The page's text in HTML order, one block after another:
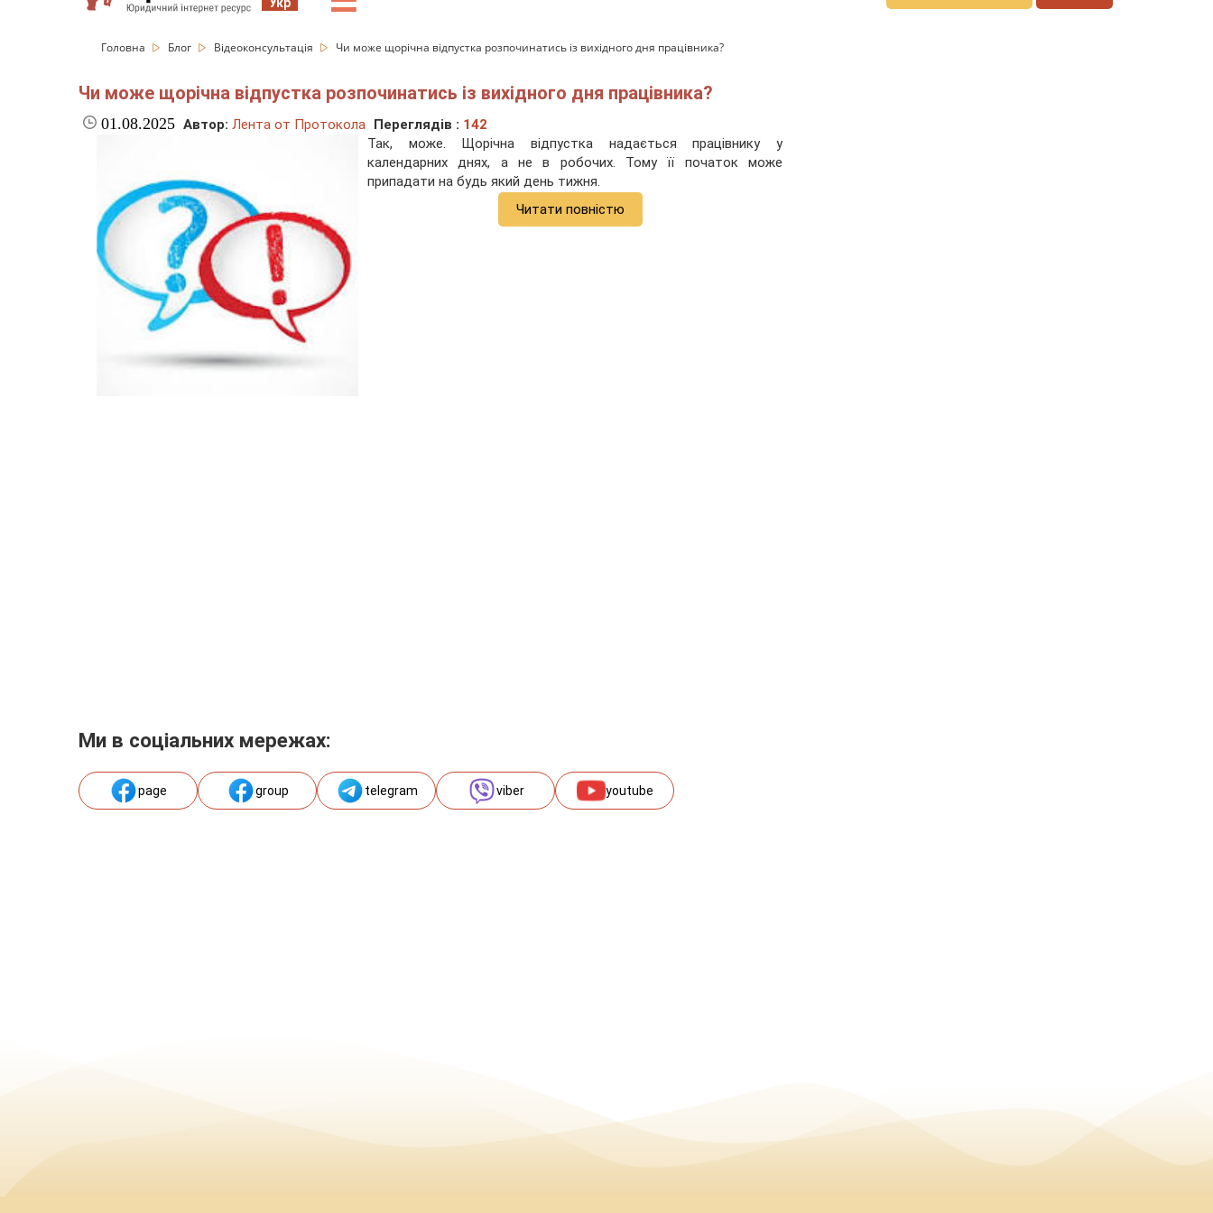
Головна Блог Відеоконсультація Чи може щорічна відпустка розпочинатись із вихідного дня працівника?
Чи може щорічна відпустка розпочинатись із вихідного дня працівника?
01.08.2025 Автор: Лента от Протокола Переглядів : 142
Так, може. Щорічна відпустка надається працівнику у
календарних днях, а не в робочих. Тому її початок може
припадати на будь який день тижня.
Читати повністю
Ми в соціальних мережах:
page group telegram viber youtube